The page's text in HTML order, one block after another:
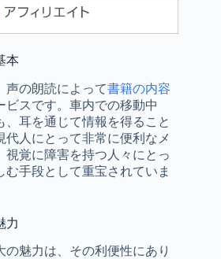
本
声の朗読によって書籍の内容
ビスです。車内での移動中
耳を通じて情報を得ること
代人にとって非常に便利なメ
視覚に障害を持つ人々にとっ
手段として重宝されていま
力
魅力は、その利便性にあり